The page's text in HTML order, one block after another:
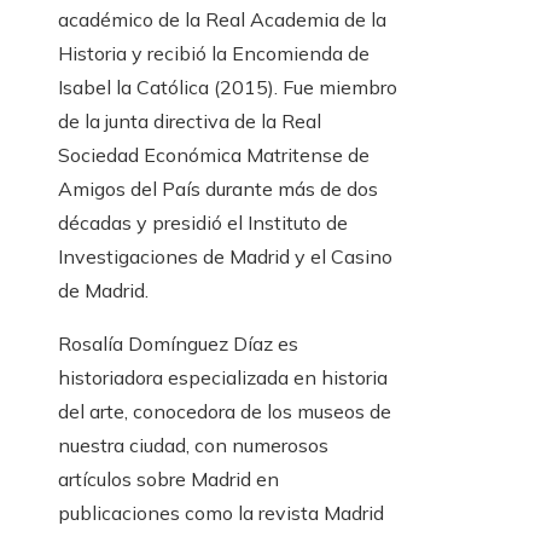
académico de la Real Academia de la
Historia y recibió la Encomienda de
Isabel la Católica (2015). Fue miembro
de la junta directiva de la Real
Sociedad Económica Matritense de
Amigos del País durante más de dos
décadas y presidió el Instituto de
Investigaciones de Madrid y el Casino
de Madrid.
Rosalía Domínguez Díaz es
historiadora especializada en historia
del arte, conocedora de los museos de
nuestra ciudad, con numerosos
artículos sobre Madrid en
publicaciones como la revista Madrid